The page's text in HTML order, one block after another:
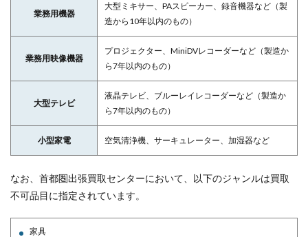
業務用機器
大型ミキサー、PAスピーカー、録音機器など（製
造から10年以内のもの）
業務用映像機器
プロジェクター、MiniDVレコーダーなど（製造か
ら7年以内のもの）
大型テレビ
液晶テレビ、ブルーレイレコーダーなど（製造か
ら7年以内のもの）
小型家電 空気清浄機、サーキュレーター、加湿器など
なお、首都圏出張買取センターにおいて、以下のジャンルは買取
不可品目に指定されています。
家具